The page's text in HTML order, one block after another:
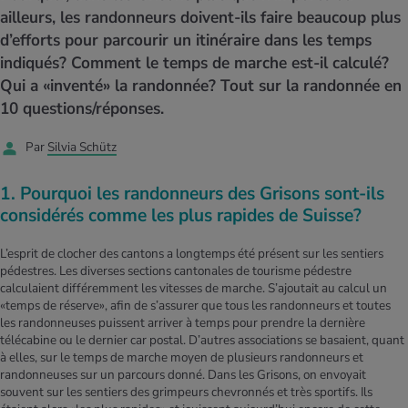
et intolérances
Calculateur d’IMC
Calculez votre besoin en calories
d’hiver
Course & Jogging
au quotidien
de relaxation
Détente active
médical
spécialisée
des femmes
Réduire la tension artérielle
Douleurs nerveuses
ACTUELS DANS LE DOMAINE SERVICE
Offres
Tool, test et quiz
ailleurs, les randonneurs doivent-ils faire beaucoup plus
d’efforts pour parcourir un itinéraire dans les temps
indiqués? Comment le temps de marche est-il calculé?
Qui a «inventé» la randonnée? Tout sur la randonnée en
10 questions/réponses.
Par Silvia Schütz
1. Pourquoi les randonneurs des Grisons sont-ils
considérés comme les plus rapides de Suisse?
L’esprit de clocher des cantons a longtemps été présent sur les sentiers
pédestres. Les diverses sections cantonales de tourisme pédestre
calculaient différemment les vitesses de marche. S’ajoutait au calcul un
«temps de réserve», afin de s’assurer que tous les randonneurs et toutes
les randonneuses puissent arriver à temps pour prendre la dernière
télécabine ou le dernier car postal. D’autres associations se basaient, quant
à elles, sur le temps de marche moyen de plusieurs randonneurs et
randonneuses sur un parcours donné. Dans les Grisons, on envoyait
souvent sur les sentiers des grimpeurs chevronnés et très sportifs. Ils